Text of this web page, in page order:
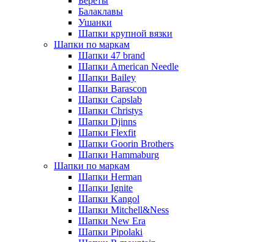
Балаклавы
Ушанки
Шапки крупной вязки
Шапки по маркам
Шапки 47 brand
Шапки American Needle
Шапки Bailey
Шапки Barascon
Шапки Capslab
Шапки Christys
Шапки Djinns
Шапки Flexfit
Шапки Goorin Brothers
Шапки Hammaburg
Шапки по маркам
Шапки Herman
Шапки Ignite
Шапки Kangol
Шапки Mitchell&Ness
Шапки New Era
Шапки Pipolaki